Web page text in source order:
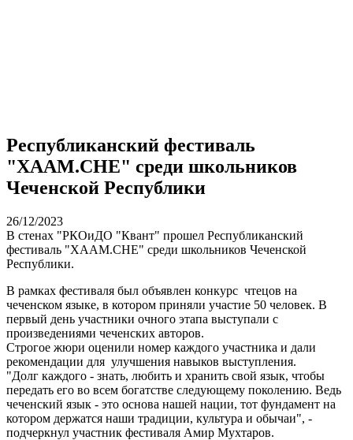
Республиканский фестиваль
"ХААМ.СНЕ" среди школьников
Чеченской Республики
26/12/2023
В стенах "РКОиДО "Квант" прошел Республиканский
фестиваль "ХААМ.СНЕ" среди школьников Чеченской
Республики.
В рамках фестиваля был объявлен конкурс чтецов на
чеченском языке, в котором приняли участие 50 человек. В
первый день участники очного этапа выступали с
произведениями чеченских авторов.
Строгое жюри оценили номер каждого участника и дали
рекомендации для улучшения навыков выступления.
"Долг каждого - знать, любить и хранить свой язык, чтобы
передать его во всем богатстве следующему поколению. Ведь
чеченский язык - это основа нашей нации, тот фундамент на
котором держатся наши традиции, культура и обычаи", -
подчеркнул участник фестиваля Амир Мухтаров.